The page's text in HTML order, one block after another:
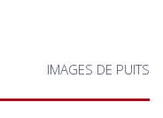
IMAGES DE PUITS